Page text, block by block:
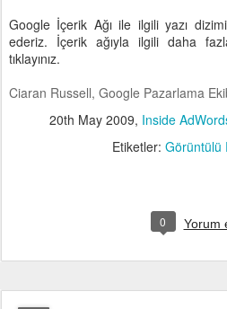
Google İçerik Ağı ile ilgili yazı
ederiz. İçerik ağıyla ilgili daha
tıklayınız.
Ciaran Russell, Google Pazarlama
20th May 2009, Inside
Etiketler: Görüntülü
0 Yorum